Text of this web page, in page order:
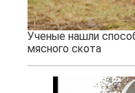
Ученые нашли
мясного скота